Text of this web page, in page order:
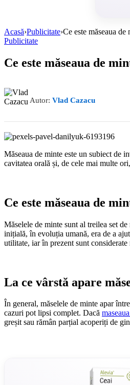
Acasă›Publicitate›Ce este măseaua de
Publicitate
Ce este măseaua de
Autor: Vlad Cazacu
Măseaua de minte este un subiect de
cavitatea orală și, de cele mai multe
Ce este măseaua de
Măselele de minte sunt al treilea set
inițială, în evoluția umană, era de a
utilitate, iar în prezent sunt
La ce vârstă apare
În general, măselele de minte apar
cazuri pot lipsi complet. Dacă
greșit sau rămân parțial acoperiți de